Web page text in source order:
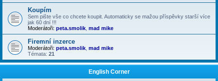
Koupím
Sem pište vše co chcete koupit. Automaticky se mažou příspěvky starší více
jak 60 dní !!!
Moderátoři: peta.smolik mad mike
Firemní inzerce
Moderátoři: peta.smolik mad mike
Témata: 21
English Corner